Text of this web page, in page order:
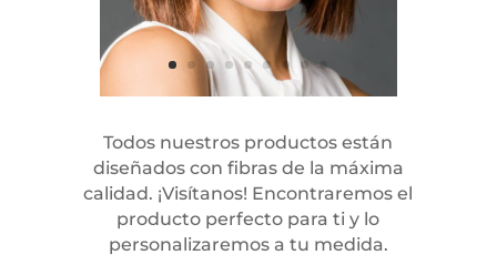
Todos nuestros productos están
diseñados con fibras de la máxima
calidad. ¡Visítanos! Encontraremos el
producto perfecto para ti y lo
personalizaremos a tu medida.